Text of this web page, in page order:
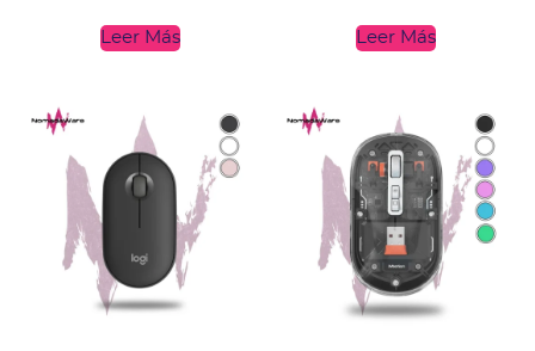
Leer Más Leer Más